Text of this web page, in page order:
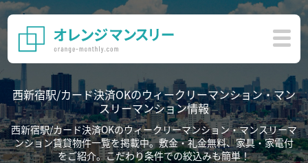
西新宿駅/カード決済OKのウィークリーマンション・マン
スリーマンション情報
西新宿駅/カード決済OKのウィークリーマンション・マンスリーマ
ンション賃貸物件一覧を掲載中。敷金・礼金無料、家具・家電付
をご紹介。こだわり条件での絞込みも簡単！